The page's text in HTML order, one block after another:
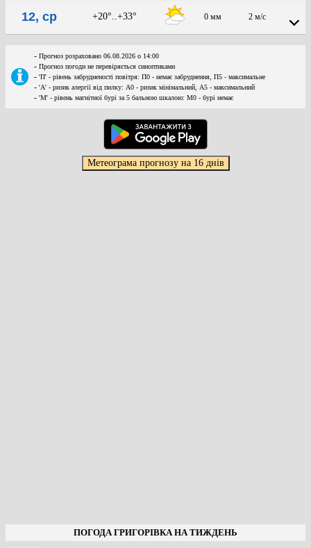
12, ср +20°..+33° 0 мм 2 м/с
- Прогноз розраховано 06.08.2026 о 14:00
- Прогноз погоди не перевіряється синоптиками
- 'П' - рівень забрудненості повітря: П0 - немає забруднення, П5 - максимальне
- 'А' - ризик алергії від пилку: А0 - ризик мінімальний, А5 - максимальний
- 'М' - рівень магнітної бурі за 5 бальною шкалою: M0 - бурі немає
ПОГОДА ГРИГОРІВКА НА ТИЖДЕНЬ